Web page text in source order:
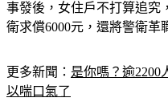
事發後，女住戶不打算追究
衛求償6000元，還將警衛革
更多新聞： 是你嗎？逾2200
以喘口氣了